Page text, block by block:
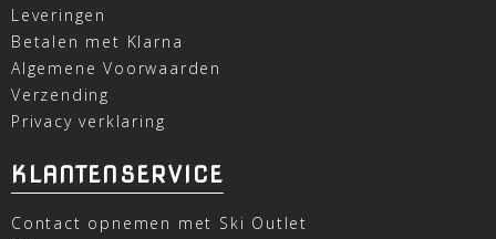
Leveringen
Betalen met Klarna
Algemene Voorwaarden
Verzending
Privacy verklaring
KLANTENSERVICE
Contact opnemen met Ski Outlet